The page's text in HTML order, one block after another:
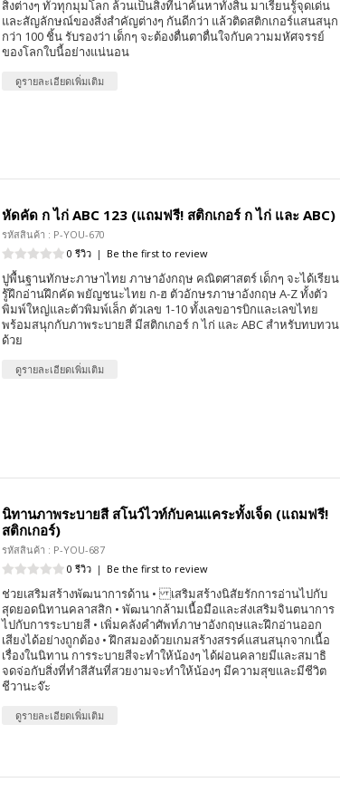
สิ่งต่างๆ ทั่วทุกมุมโลก ล้วนเป็นสิ่งที่น่าค้นหาทั้งสิ้น มาเรียนรู้จุดเด่น
และสัญลักษณ์ของสิ่งสำคัญต่างๆ กันดีกว่า แล้วติดสติกเกอร์แสนสนุก
กว่า 100 ชิ้น รับรองว่า เด็กๆ จะต้องตื่นตาตื่นใจกับความมหัศจรรย์
ของโลกใบนี้อย่างแน่นอน
ดูรายละเอียดเพิ่มเติม
หัดคัด ก ไก่ ABC 123 (แถมฟรี! สติกเกอร์ ก ไก่ และ ABC)
รหัสสินค้า : P-YOU-670
0 รีวิว | Be the first to review
ปูพื้นฐานทักษะภาษาไทย ภาษาอังกฤษ คณิตศาสตร์ เด็กๆ จะได้เรียน
รู้ฝึกอ่านฝึกคัด พยัญชนะไทย ก-ฮ ตัวอักษรภาษาอังกฤษ A-Z ทั้งตัว
พิมพ์ใหญ่และตัวพิมพ์เล็ก ตัวเลข 1-10 ทั้งเลขอารบิกและเลขไทย
พร้อมสนุกกับภาพระบายสี มีสติกเกอร์ ก ไก่ และ ABC สำหรับทบทวน
ด้วย
ดูรายละเอียดเพิ่มเติม
นิทานภาพระบายสี สโนว์ไวท์กับคนแคระทั้งเจ็ด (แถมฟรี!
สติกเกอร์)
รหัสสินค้า : P-YOU-687
0 รีวิว | Be the first to review
ช่วยเสริมสร้างพัฒนาการด้าน • เสริมสร้างนิสัยรักการอ่านไปกับ
สุดยอดนิทานคลาสสิก • พัฒนากล้ามเนื้อมือและส่งเสริมจินตนาการ
ไปกับการระบายสี • เพิ่มคลังคำศัพท์ภาษาอังกฤษและฝึกอ่านออก
เสียงได้อย่างถูกต้อง • ฝึกสมองด้วยเกมสร้างสรรค์แสนสนุกจากเนื้อ
เรื่องในนิทาน การระบายสีจะทำให้น้องๆ ได้ผ่อนคลายมีและสมาธิ
จดจ่อกับสิ่งที่ทำสีสันที่สวยงามจะทำให้น้องๆ มีความสุขและมีชีวิต
ชีวานะจ๊ะ
ดูรายละเอียดเพิ่มเติม